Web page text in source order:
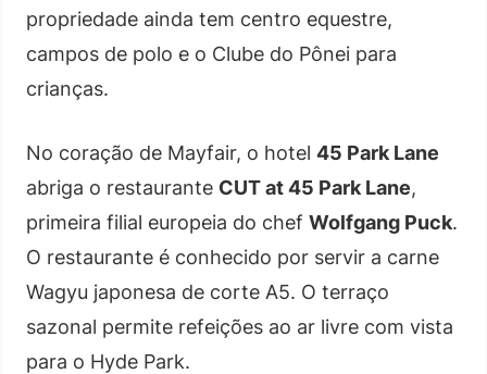
propriedade ainda tem centro equestre,
campos de polo e o Clube do Pônei para
crianças.
No coração de Mayfair, o hotel 45 Park Lane
abriga o restaurante CUT at 45 Park Lane,
primeira filial europeia do chef Wolfgang Puck.
O restaurante é conhecido por servir a carne
Wagyu japonesa de corte A5. O terraço
sazonal permite refeições ao ar livre com vista
para o Hyde Park.